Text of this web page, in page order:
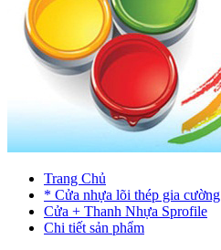
Trang Chủ
* Cửa nhựa lõi thép gia cường
Cửa + Thanh Nhựa Sprofile
Chi tiết sản phẩm